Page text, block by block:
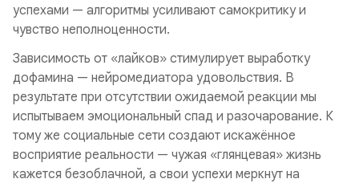
успехами — алгоритмы усиливают самокритику и
чувство неполноценности.
Зависимость от «лайков» стимулирует выработку
дофамина — нейромедиатора удовольствия. В
результате при отсутствии ожидаемой реакции мы
испытываем эмоциональный спад и разочарование. К
тому же социальные сети создают искажённое
восприятие реальности — чужая «глянцевая» жизнь
кажется безоблачной, а свои успехи меркнут на